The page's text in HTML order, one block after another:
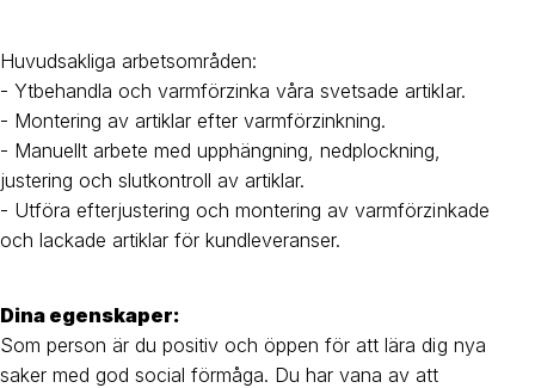
Huvudsakliga arbetsområden:
- Ytbehandla och varmförzinka våra svetsade artiklar.
- Montering av artiklar efter varmförzinkning.
- Manuellt arbete med upphängning, nedplockning,
justering och slutkontroll av artiklar.
- Utföra efterjustering och montering av varmförzinkade
och lackade artiklar för kundleveranser.
Dina egenskaper:
Som person är du positiv och öppen för att lära dig nya
saker med god social förmåga. Du har vana av att